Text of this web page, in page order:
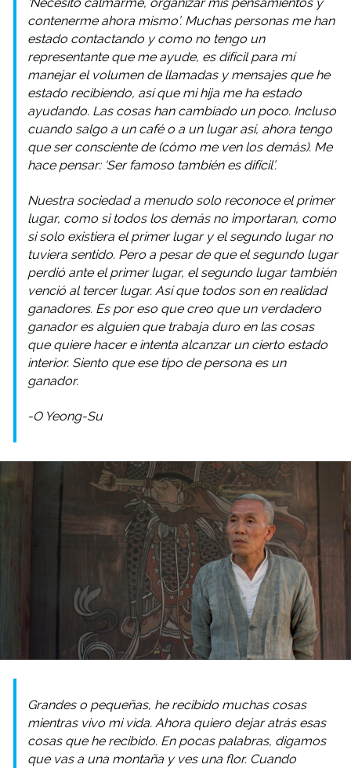
‘Necesito calmarme, organizar mis pensamientos y
contenerme ahora mismo’. Muchas personas me han
estado contactando y como no tengo un
representante que me ayude, es difícil para mí
manejar el volumen de llamadas y mensajes que he
estado recibiendo, así que mi hija me ha estado
ayudando. Las cosas han cambiado un poco. Incluso
cuando salgo a un café o a un lugar así, ahora tengo
que ser consciente de (cómo me ven los demás). Me
hace pensar: ‘Ser famoso también es difícil’.
Nuestra sociedad a menudo solo reconoce el primer
lugar, como si todos los demás no importaran, como
si solo existiera el primer lugar y el segundo lugar no
tuviera sentido. Pero a pesar de que el segundo lugar
perdió ante el primer lugar, el segundo lugar también
venció al tercer lugar. Así que todos son en realidad
ganadores. Es por eso que creo que un verdadero
ganador es alguien que trabaja duro en las cosas
que quiere hacer e intenta alcanzar un cierto estado
interior. Siento que ese tipo de persona es un
ganador.
-O Yeong-Su
Grandes o pequeñas, he recibido muchas cosas
mientras vivo mi vida. Ahora quiero dejar atrás esas
cosas que he recibido. En pocas palabras, digamos
que vas a una montaña y ves una flor. Cuando